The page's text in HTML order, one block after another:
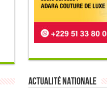
Actualité Nationale